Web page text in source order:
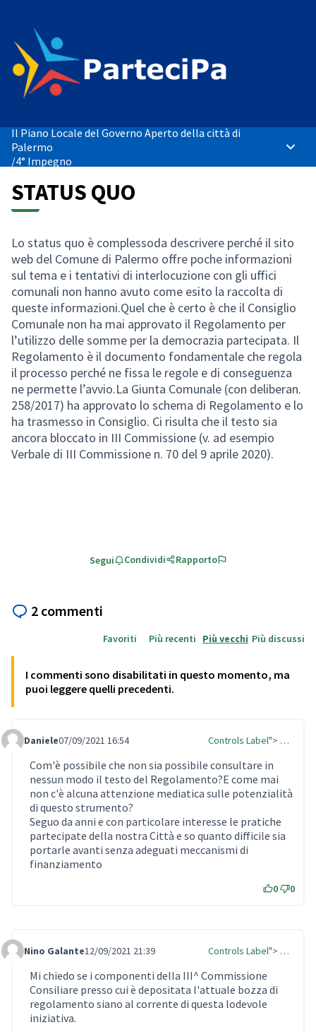
Il Piano Locale del Governo Aperto della città di
Palermo
/4° Impegno
STATUS QUO
Lo status quo è complessoda descrivere perché il sito
web del Comune di Palermo offre poche informazioni
sul tema e i tentativi di interlocuzione con gli uffici
comunali non hanno avuto come esito la raccolta di
queste informazioni.Quel che è certo è che il Consiglio
Comunale non ha mai approvato il Regolamento per
l’utilizzo delle somme per la democrazia partecipata. Il
Regolamento è il documento fondamentale che regola
il processo perché ne fissa le regole e di conseguenza
ne permette l’avvio.La Giunta Comunale (con deliberan.
258/2017) ha approvato lo schema di Regolamento e lo
ha trasmesso in Consiglio. Ci risulta che il testo sia
ancora bloccato in III Commissione (v. ad esempio
Verbale di III Commissione n. 70 del 9 aprile 2020).
Segui Condividi Rapporto
2 commenti
Favoriti Più recenti Più vecchi Più discussi
I commenti sono disabilitati in questo momento, ma
puoi leggere quelli precedenti.
Comment Label
Daniele07/09/2021 16:54 Controls Label"> …
Com'è possibile che non sia possibile consultare in
nessun modo il testo del Regolamento?E come mai
non c'è alcuna attenzione mediatica sulle potenzialità
di questo strumento?
Seguo da anni e con particolare interesse le pratiche
partecipate della nostra Città e so quanto difficile sia
portarle avanti senza adeguati meccanismi di
finanziamento
0 0
Comment Label
Nino Galante12/09/2021 21:39 Controls Label"> …
Mi chiedo se i componenti della III^ Commissione
Consiliare presso cui è depositata l'attuale bozza di
regolamento siano al corrente di questa lodevole
iniziativa.